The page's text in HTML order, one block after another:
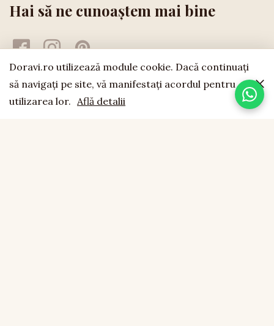
Hai să ne cunoaștem mai bine
Doravi.ro utilizează module cookie. Dacă continuaţi
să navigaţi pe site, vă manifestaţi acordul pentru
utilizarea lor. Află detalii